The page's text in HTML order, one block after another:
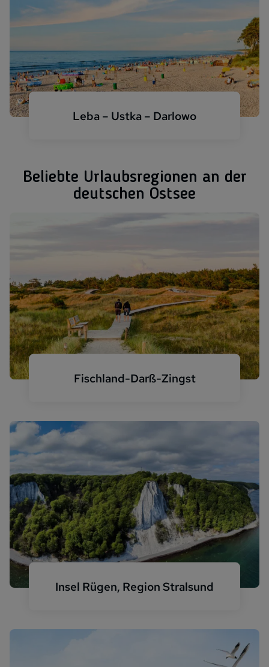
Leba – Ustka – Darlowo
Beliebte Urlaubsregionen an der
deutschen Ostsee
Fischland-Darß-Zingst
Insel Rügen, Region Stralsund